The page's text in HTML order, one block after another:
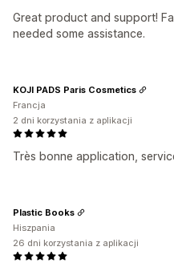
Great product and support!
needed some assistance.
Très bonne application,
KOJI PADS Paris Cosmetics
Francja
2 dni korzystania z aplikacji
Plastic Books
Hiszpania
26 dni korzystania z aplikacji